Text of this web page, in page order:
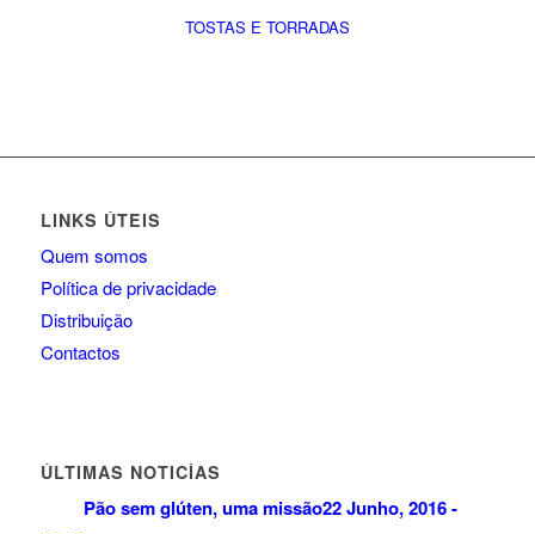
TOSTAS E TORRADAS
LINKS ÚTEIS
Quem somos
Política de privacidade
Distribuição
Contactos
ÚLTIMAS NOTICÍAS
Pão sem glúten, uma missão22 Junho, 2016 -